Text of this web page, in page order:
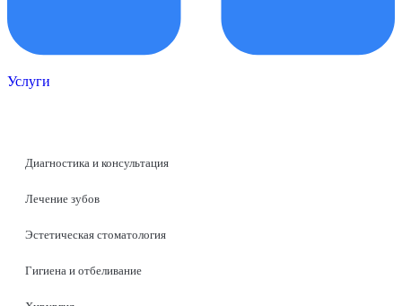
Услуги
Диагностика и консультация
Лечение зубов
Эстетическая стоматология
Гигиена и отбеливание